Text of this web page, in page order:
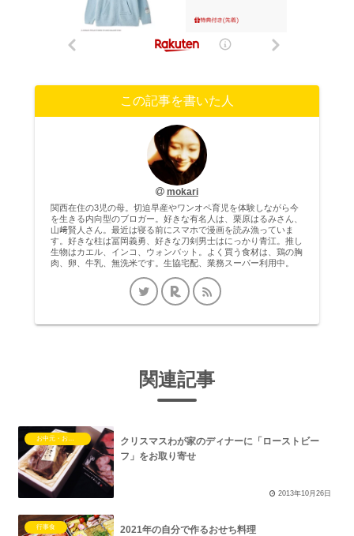
この記事を書いた人
mokari
関西在住の3児の母。切迫早産やワンオペ育児を体験しながら今
を生きる内向型のブロガー。好きな有名人は、栗原はるみさん、
山﨑賢人さん。最近は寝る前にスマホで漫画を読み漁っていま
す。好きな柱は冨岡義勇、好きな刀剣男士はにっかり青江。推し
生物はカエル、インコ、ウォンバット。よく買う食材は、鶏の胸
肉、卵、牛乳、無洗米です。生協宅配、業務スーパー利用中。
関連記事
お中元・お歳暮
クリスマスわが家のディナーに「ローストビー
フ」をお取り寄せ
2013年10月26日
行事食 2021年の自分で作るおせち料理